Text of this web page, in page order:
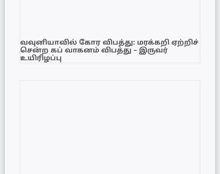
வவுனியாவில் கோர விபத்து: மரக்கறி ஏற்றிச்
சென்ற கப் வாகனம் விபத்து – இருவர்
உயிரிழப்பு